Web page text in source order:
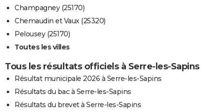
Champagney (25170)
Chemaudin et Vaux (25320)
Pelousey (25170)
Toutes les villes
Tous les résultats officiels à Serre-les-Sapins
Résultat municipale 2026 à Serre-les-Sapins
Résultats du bac à Serre-les-Sapins
Résultats du brevet à Serre-les-Sapins